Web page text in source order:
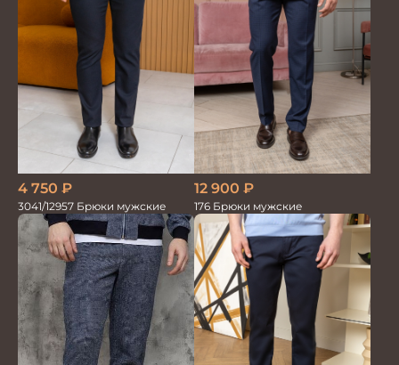
4 750 ₽
3041/12957 Брюки мужские
12 900 ₽
176 Брюки мужские